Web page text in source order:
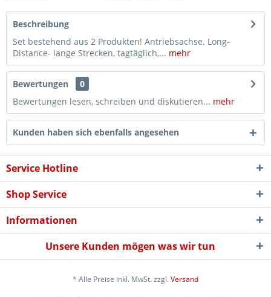
Beschreibung
Set bestehend aus 2 Produkten! Antriebsachse. Long-
Distance- lange Strecken, tagtäglich,... mehr
Bewertungen
0
Bewertungen lesen, schreiben und diskutieren... mehr
Kunden haben sich ebenfalls angesehen
Service Hotline
Shop Service
Informationen
Unsere Kunden mögen was wir tun
* Alle Preise inkl. MwSt. zzgl.Versand